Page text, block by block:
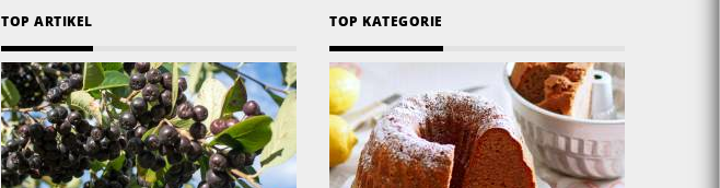
TOP ARTIKEL TOP KATEGORIE